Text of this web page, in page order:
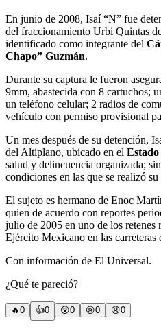
En junio de 2008, Isaí “N” fue
del fraccionamiento Urbi Quintas
identificado como integrante del
Chapo” Guzmán.
Durante su captura le fueron
9mm, abastecida con 8 cartuchos;
un teléfono celular; 2 radios de
vehículo con permiso provisional
Un mes después de su detención,
del Altiplano, ubicado en el
salud y delincuencia organizada;
condiciones en las que se realizó
El sujeto es hermano de Enoc
quien de acuerdo con reportes
julio de 2005 en uno de los retenes
Ejército Mexicano en las carreteras
Con información de El Universal.
¿Qué te pareció?
🔥0 👍0 😲0 😢0 😠0